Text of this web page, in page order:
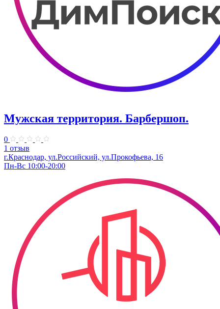
Мужская территория. Барбершоп.
0
1 отзыв
г.Краснодар, ул.Российский, ул.Прокофьева, 16
Пн-Вс 10:00-20:00